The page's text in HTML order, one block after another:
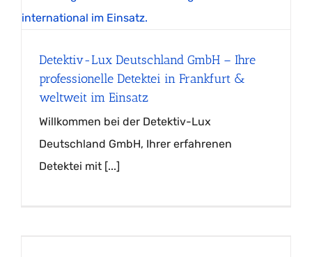
Detektiv-Lux Deutschland GmbH – Ihre
professionelle Detektei in Frankfurt &
weltweit im Einsatz
Willkommen bei der Detektiv-Lux
Deutschland GmbH, Ihrer erfahrenen
Detektei mit [...]